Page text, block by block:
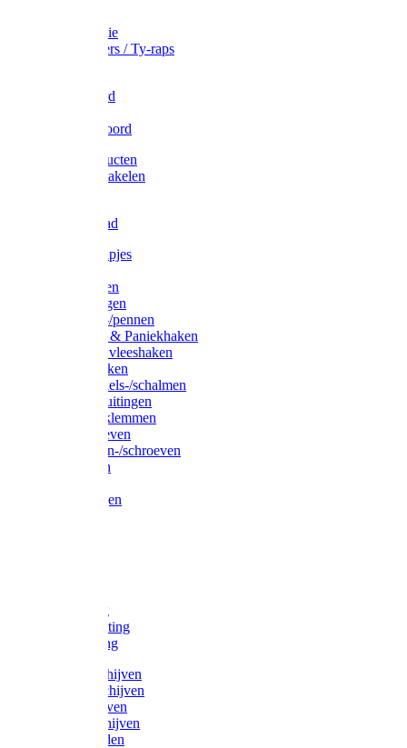
Tape en folie
Kabelbinders / Ty-raps
Metselkoord
Elastisch koord
Afdekproducten
Heffen en takelen
Waslijndraad
Simplexknipjes
Sleutelringen
Gelaste ringen
Borgveren-/pennen
Musketons & Paniekhaken
S-haken & vleeshaken
Karabijnhaken
Noodschakels-/schalmen
Harp-/D-sluitingen
Staaldraadklemmen
Spanschroeven
Ringmoeren-/schroeven
Puntkousen
Aanlegringen
Voetketting
Scheepsketting
Victorketting
Afbraamschijven
Doorslijpschijven
Lamelschijven
Diamantschijven
Laselektroden